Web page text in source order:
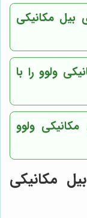
بیل مکانیکی
ولوو را با
ولوو
مکانیکی